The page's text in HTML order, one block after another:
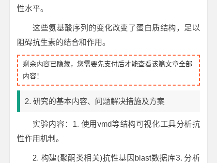
性水平。
这些氨基酸序列的变化改变了蛋白质结构，足以
阻碍抗生素的结合和作用。
剩余内容已隐藏，您需要先支付后才能查看该篇文章全部
内容！
2. 研究的基本内容、问题解决措施及方案
实验内容：1. 使用vmd等结构可视化工具分析抗
性作用机制。
2. 构建(聚酮类相关)抗性基因blast数据库3. 分析